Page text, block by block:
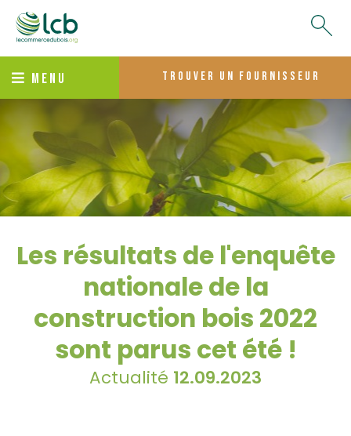
MENU trouver un fournisseur
Les résultats de l'enquête
nationale de la
construction bois 2022
sont parus cet été !
Actualité 12.09.2023